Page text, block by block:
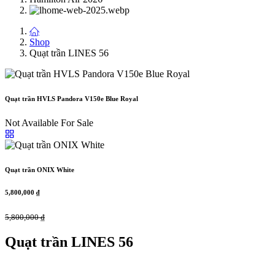
Shop
Quạt trần LINES 56
Quạt trần HVLS Pandora V150e Blue Royal
Not Available For Sale
Quạt trần ONIX White
5,800,000 ₫
5,800,000₫
Quạt trần LINES 56